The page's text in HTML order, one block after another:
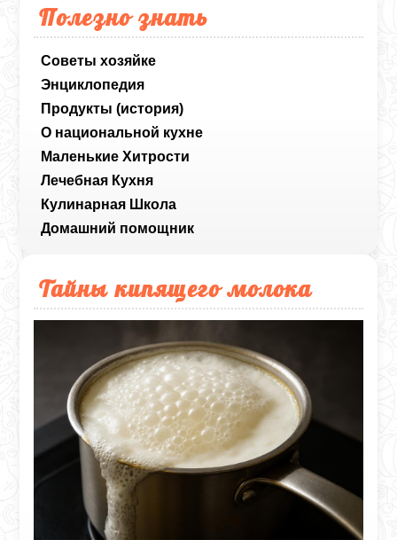
Полезно знать
Советы хозяйке
Энциклопедия
Продукты (история)
О национальной кухне
Маленькие Хитрости
Лечебная Кухня
Кулинарная Школа
Домашний помощник
Тайны кипящего молока